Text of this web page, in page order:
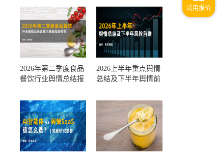
2026年第二季度食品
餐饮行业舆情总结报
测
2026上半年重点舆情
总结及下半年舆情前